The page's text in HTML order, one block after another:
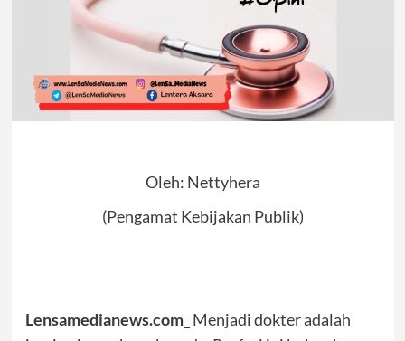
Oleh: Nettyhera
(Pengamat Kebijakan Publik)
Lensamedianews.com_ Menjadi dokter adalah